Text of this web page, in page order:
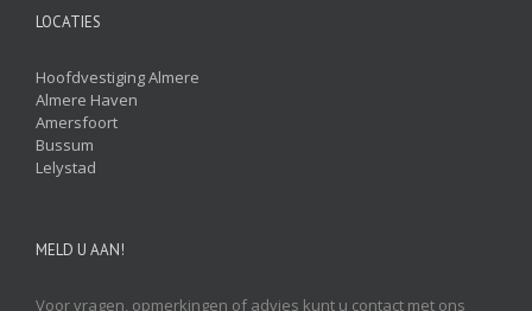
LOCATIES
Hoofdvestiging Almere
Almere Haven
Amersfoort
Bussum
Lelystad
MELD U AAN!
Voor vragen, opmerkingen of advies kunt u contact met ons